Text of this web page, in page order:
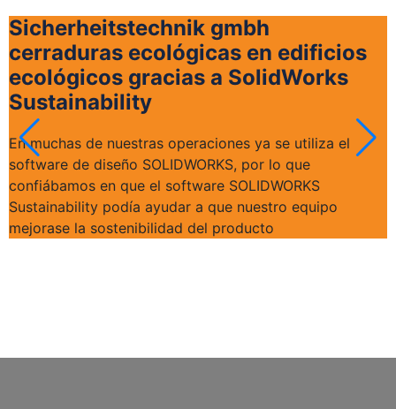
Sicherheitstechnik gmbh
cerraduras ecológicas en edificios
ecológicos gracias a SolidWorks
Sustainability
En muchas de nuestras operaciones ya se utiliza el
software de diseño SOLIDWORKS, por lo que
confiábamos en que el software SOLIDWORKS
Sustainability podía ayudar a que nuestro equipo
mejorase la sostenibilidad del producto